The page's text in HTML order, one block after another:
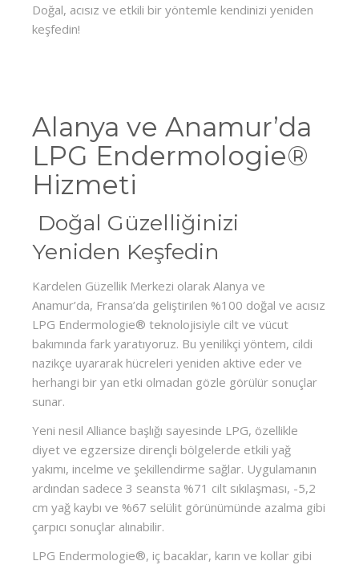
Doğal, acısız ve etkili bir yöntemle kendinizi yeniden
keşfedin!
Alanya ve Anamur’da
LPG Endermologie®
Hizmeti
Doğal Güzelliğinizi
Yeniden Keşfedin
Kardelen Güzellik Merkezi olarak Alanya ve
Anamur’da, Fransa’da geliştirilen %100 doğal ve acısız
LPG Endermologie® teknolojisiyle cilt ve vücut
bakımında fark yaratıyoruz. Bu yenilikçi yöntem, cildi
nazikçe uyararak hücreleri yeniden aktive eder ve
herhangi bir yan etki olmadan gözle görülür sonuçlar
sunar.
Yeni nesil Alliance başlığı sayesinde LPG, özellikle
diyet ve egzersize dirençli bölgelerde etkili yağ
yakımı, incelme ve şekillendirme sağlar. Uygulamanın
ardından sadece 3 seansta %71 cilt sıkılaşması, -5,2
cm yağ kaybı ve %67 selülit görünümünde azalma gibi
çarpıcı sonuçlar alınabilir.
LPG Endermologie®, iç bacaklar, karın ve kollar gibi